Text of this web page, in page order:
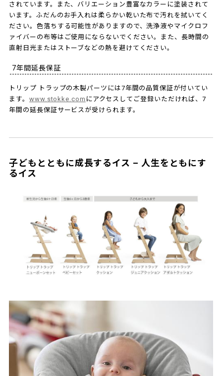
されています。また、バリエーション豊富なカラーに塗装されて
います。ふだんのお手入れは柔らかい乾いた布で汚れを拭いてく
ださい。色落ちする可能性がありますので、洗浄液やマイクロフ
ァイバーの布等はご使用にならないでください。また、長時間の
直射日光またはストーブなどの熱を避けてください。
7年間延長保証
トリップ トラップの木製パーツには7年間の品質保証が付いてい
ます。 www.stokke.com にアクセスしてご登録いただければ、7
年間の延長保証サービスが受けられます。
子どもとともに成長するイス – 人生をともにす
るイス